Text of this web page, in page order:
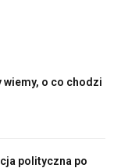
wiemy, o co chodzi
polityczna po